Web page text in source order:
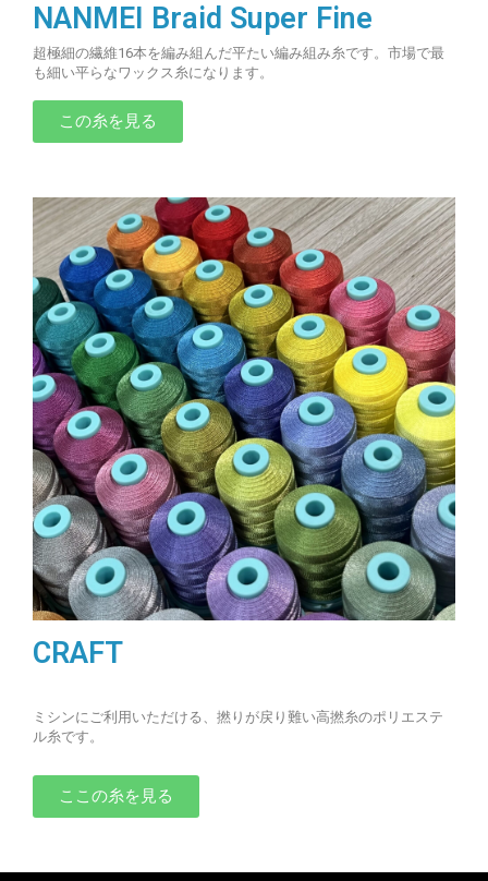
NANMEI Braid Super Fine
超極細の繊維16本を編み組んだ平たい編み組み糸です。市場で最
も細い平らなワックス糸になります。
この糸を見る
CRAFT
ミシンにご利用いただける、撚りが戻り難い高撚糸のポリエステ
ル糸です。
ここの糸を見る